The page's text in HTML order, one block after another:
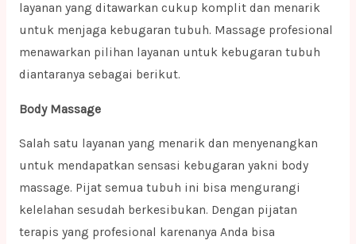
layanan yang ditawarkan cukup komplit dan menarik
untuk menjaga kebugaran tubuh. Massage profesional
menawarkan pilihan layanan untuk kebugaran tubuh
diantaranya sebagai berikut.
Body Massage
Salah satu layanan yang menarik dan menyenangkan
untuk mendapatkan sensasi kebugaran yakni body
massage. Pijat semua tubuh ini bisa mengurangi
kelelahan sesudah berkesibukan. Dengan pijatan
terapis yang profesional karenanya Anda bisa